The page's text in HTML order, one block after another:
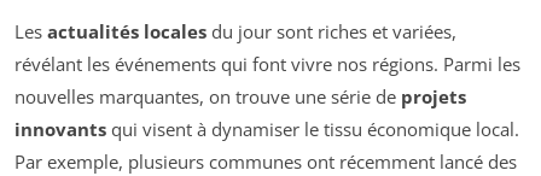
Les actualités locales du jour sont riches et variées,
révélant les événements qui font vivre nos régions. Parmi les
nouvelles marquantes, on trouve une série de projets
innovants qui visent à dynamiser le tissu économique local.
Par exemple, plusieurs communes ont récemment lancé des